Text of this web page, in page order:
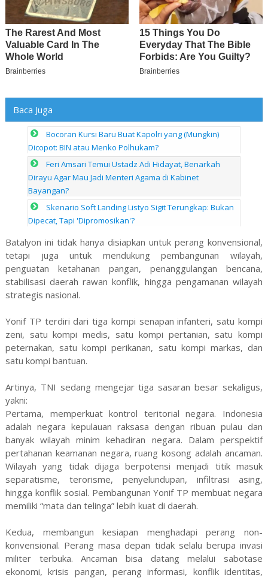
Baca Juga
Bocoran Kursi Baru Buat Kapolri yang (Mungkin)
Dicopot: BIN atau Menko Polhukam?
Feri Amsari Temui Ustadz Adi Hidayat, Benarkah
Dirayu Agar Mau Jadi Menteri Agama di Kabinet
Bayangan?
Skenario Soft Landing Listyo Sigit Terungkap: Bukan
Dipecat, Tapi 'Dipromosikan'?
Batalyon ini tidak hanya disiapkan untuk perang konvensional,
tetapi juga untuk mendukung pembangunan wilayah,
penguatan ketahanan pangan, penanggulangan bencana,
stabilisasi daerah rawan konflik, hingga pengamanan wilayah
strategis nasional.
Yonif TP terdiri dari tiga kompi senapan infanteri, satu kompi
zeni, satu kompi medis, satu kompi pertanian, satu kompi
peternakan, satu kompi perikanan, satu kompi markas, dan
satu kompi bantuan.
Artinya, TNI sedang mengejar tiga sasaran besar sekaligus,
yakni:
Pertama, memperkuat kontrol teritorial negara. Indonesia
adalah negara kepulauan raksasa dengan ribuan pulau dan
banyak wilayah minim kehadiran negara. Dalam perspektif
pertahanan keamanan negara, ruang kosong adalah ancaman.
Wilayah yang tidak dijaga berpotensi menjadi titik masuk
separatisme, terorisme, penyelundupan, infiltrasi asing,
hingga konflik sosial. Pembangunan Yonif TP membuat negara
memiliki “mata dan telinga” lebih kuat di daerah.
Kedua, membangun kesiapan menghadapi perang non-
konvensional. Perang masa depan tidak selalu berupa invasi
militer terbuka. Ancaman bisa datang melalui sabotase
ekonomi, krisis pangan, perang informasi, konflik identitas,